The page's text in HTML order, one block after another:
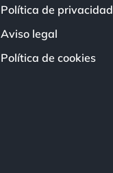
Política de privacidad
Aviso legal
Política de cookies